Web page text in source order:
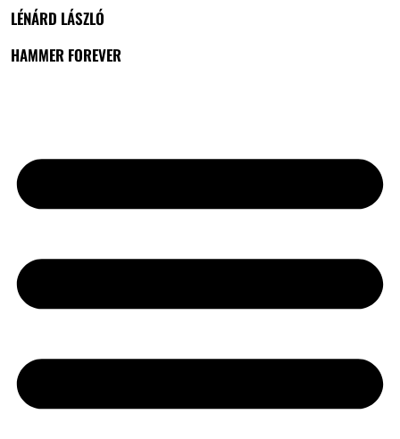
LÉNÁRD LÁSZLÓ
HAMMER FOREVER